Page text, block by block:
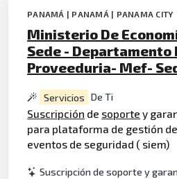
PANAMÁ | PANAMÁ | PANAMA CITY
Ministerio De
Sede - Departamento
Proveeduria- Mef-
Servicios De Ti
Suscripción de soporte y
para plataforma de gestión
eventos de seguridad ( siem)
Suscripción de soporte y